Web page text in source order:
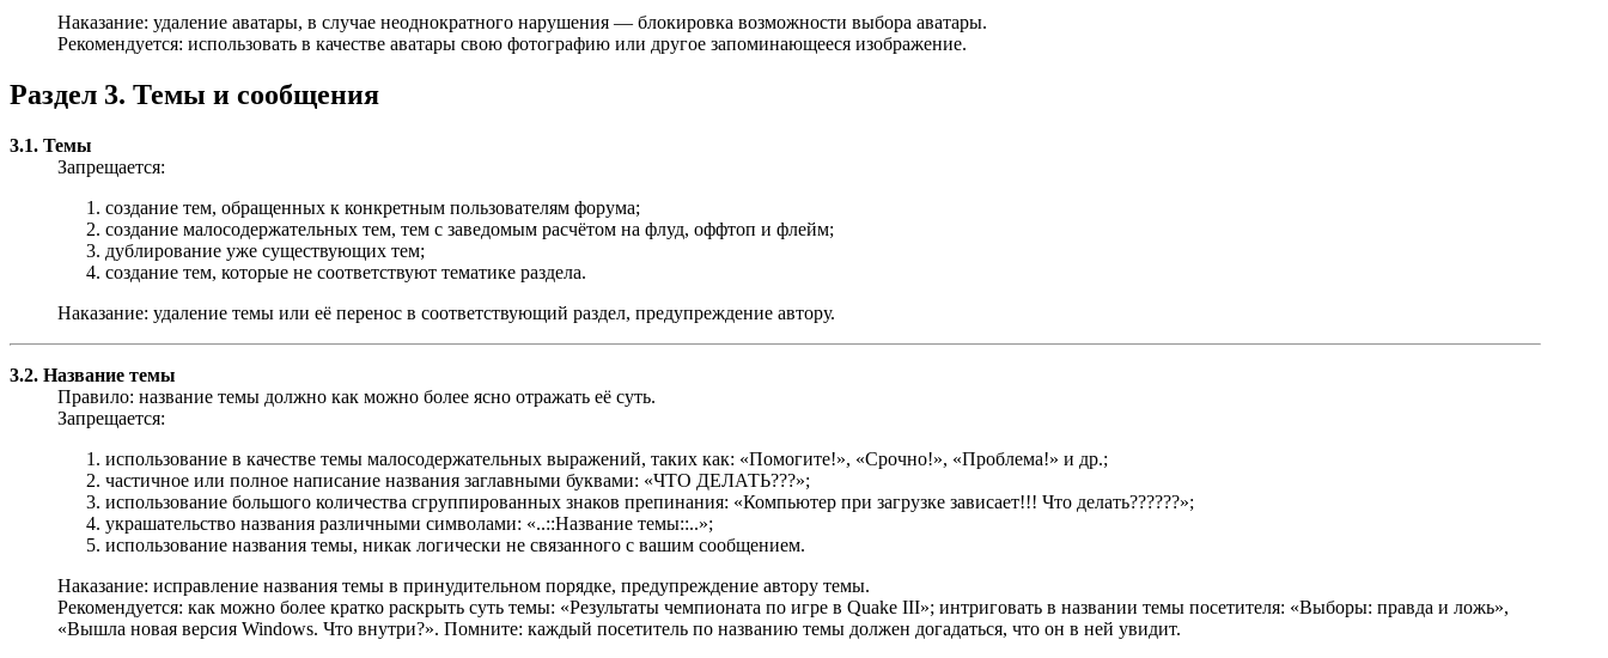
Наказание: удаление аватары, в случае неоднократного нарушения — блокировка возможности выбора аватары.
Рекомендуется: использовать в качестве аватары свою фотографию или другое запоминающееся изображение.
Раздел 3. Темы и сообщения
3.1. Темы
Запрещается:
создание тем, обращенных к конкретным пользователям форума;
создание малосодержательных тем, тем с заведомым расчётом на флуд, оффтоп и флейм;
дублирование уже существующих тем;
создание тем, которые не соответствуют тематике раздела.
Наказание: удаление темы или её перенос в соответствующий раздел, предупреждение автору.
3.2. Название темы
Правило: название темы должно как можно более ясно отражать её суть.
Запрещается:
использование в качестве темы малосодержательных выражений, таких как: «Помогите!», «Срочно!», «Проблема!» и др.;
частичное или полное написание названия заглавными буквами: «ЧТО ДЕЛАТЬ???»;
использование большого количества сгруппированных знаков препинания: «Компьютер при загрузке зависает!!! Что делать??????»;
украшательство названия различными символами: «..::Название темы::..»;
использование названия темы, никак логически не связанного с вашим сообщением.
Наказание: исправление названия темы в принудительном порядке, предупреждение автору темы.
Рекомендуется: как можно более кратко раскрыть суть темы: «Результаты чемпионата по игре в Quake III»; интриговать в названии темы посетителя: «Выборы: правда и ложь»,
«Вышла новая версия Windows. Что внутри?». Помните: каждый посетитель по названию темы должен догадаться, что он в ней увидит.